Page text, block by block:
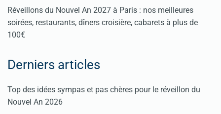
Réveillons du Nouvel An 2027 à Paris : nos meilleures
soirées, restaurants, dîners croisière, cabarets à plus de
100€
Derniers articles
Top des idées sympas et pas chères pour le réveillon du
Nouvel An 2026